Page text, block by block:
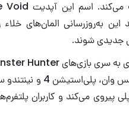
به‌روزرسانی المان‌های خلاء
پلتفرم رایانه‌های
پیروی می‌کند و کاربران